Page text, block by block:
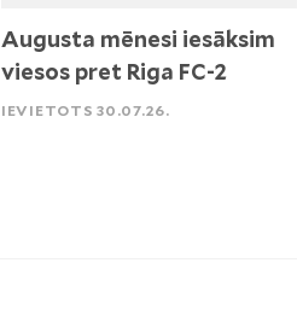
Augusta mēnesi iesāksim
viesos pret Riga FC-2
IEVIETOTS 30.07.26.